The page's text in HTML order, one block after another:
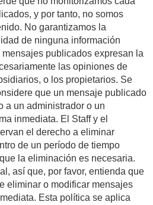
y por tanto, no somos
No garantizamos la
de ninguna información
publicados expresan la
las opiniones de
o los propietarios. Se
que un mensaje publicado
a un administrador o un
inmediata. El Staff y el
el derecho a eliminar
de un período de tiempo
la eliminación es necesaria.
así que, por favor, entienda que
eliminar o modificar mensajes
Esta política se aplica